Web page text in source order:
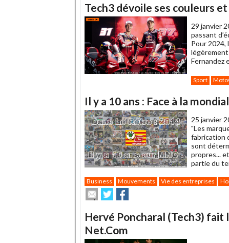
à
un
ami
Tech3 dévoile ses couleurs
29 janvier
passant
Pour 2024,
Fernandez
Sport
Il y a 10 ans : Face à la
25 janvier
"Les
fabrication
sont
propres...
partie du
Business Mouvements Vie des entreprises
Envoyer
cet
à
un
ami
Partager
sur
sur
Hervé Poncharal (Tech3)
Net.Com